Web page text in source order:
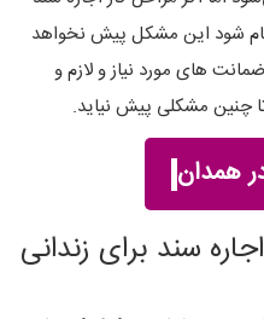
شود این مشکل پیش نخواهد
های مورد نیاز و لازم و
چنین مشکلی پیش نیاید.
همدان
سند برای زندانی